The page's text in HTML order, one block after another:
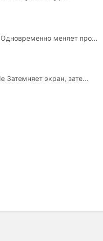
меняет про...
Затемняет экран, зате...